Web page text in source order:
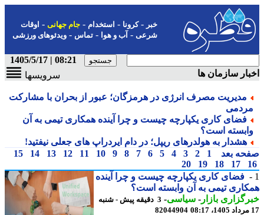
-کرونا-استخدام- جام جهانی-اوقات
شرعی-آب و هوا-تماس-ویدئوهای ورزشی
08:21 | 1405/5/17
سازمان ها
سرویسها
مدیریت مصرف انرژی در هرمزگان؛ عبور از بحران با مشارکت
فضای کاری یکپارچه چیست و چرا آینده همکاری تیمی به آن
است؟
هشدار به هولدرهای ریپل؛ در دام ایردراپ های جعلی نیفتید!
بعد
1
2
3
4
5
6
7
8
9
10
11
12
13
14
15
17
18
19
20
فضای کاری یکپارچه چیست و چرا آینده
تیمی به آن وابسته است؟
بازار- سیاسی-
3 دقیقه پیش - شنبه
82044904